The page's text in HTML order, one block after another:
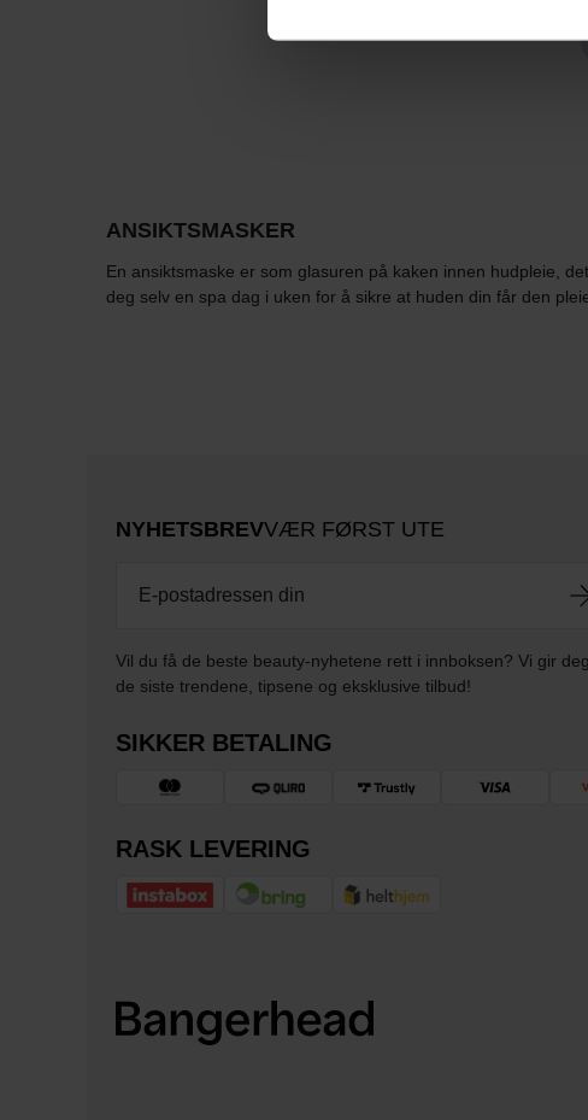
ANSIKTSMASKER
En ansiktsmaske er som glasuren på kaken innen hudpleie,
deg selv en spa dag i uken for å sikre at huden din får den
NYHETSBREVVÆR FØRST UTE
Vil du få de beste beauty-nyhetene rett i innboksen? Vi gir deg
de siste trendene, tipsene og eksklusive tilbud!
SIKKER BETALING
RASK LEVERING